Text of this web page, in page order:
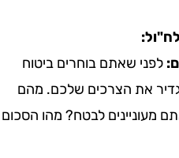
שאתם בוחרים ביטוח
את הצרכים שלכם. מהם
לבטח? מהו הסכום